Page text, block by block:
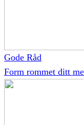
Gode Råd
Form rommet ditt